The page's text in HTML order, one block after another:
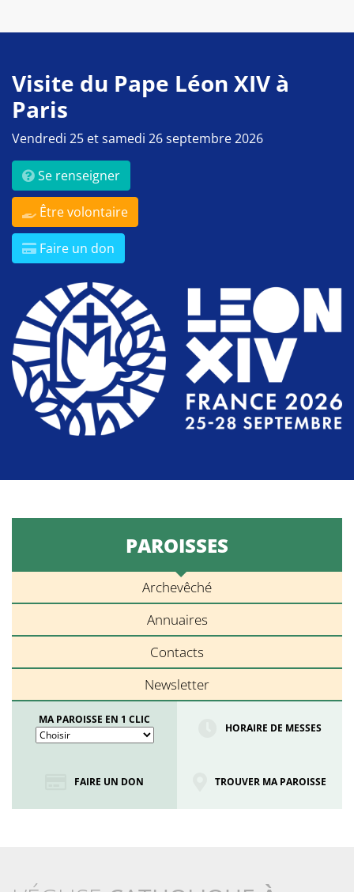
Visite du Pape Léon XIV à
Paris
Vendredi 25 et samedi 26 septembre 2026
Se renseigner
Être volontaire
Faire un don
PAROISSES
Archevêché
Annuaires
Contacts
Newsletter
MA PAROISSE EN 1 CLIC
HORAIRE DE MESSES
FAIRE UN DON TROUVER MA PAROISSE